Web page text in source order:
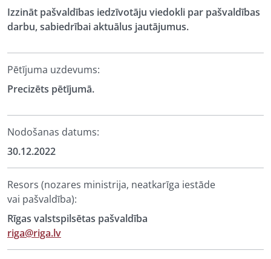
Izzināt pašvaldības iedzīvotāju viedokli par pašvaldības
darbu, sabiedrībai aktuālus jautājumus.
Pētījuma uzdevums:
Precizēts pētījumā.
Nodošanas datums:
30.12.2022
Resors (nozares ministrija, neatkarīga iestāde
vai pašvaldība):
Rīgas valstspilsētas pašvaldība
riga@riga.lv